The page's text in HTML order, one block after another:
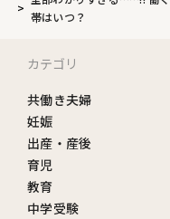
帯はいつ？
カテゴリ
共働き夫婦
妊娠
出産・産後
育児
教育
中学受験